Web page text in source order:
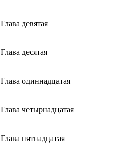
Глава девятая
Глава десятая
Глава одиннадцатая
Глава четырнадцатая
Глава пятнадцатая